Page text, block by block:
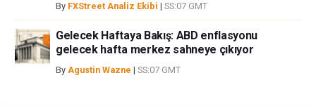
By FXStreet Analiz Ekibi | SS:07 GMT
Gelecek Haftaya Bakış: ABD enflasyonu
gelecek hafta merkez sahneye çıkıyor
By Agustin Wazne | SS:07 GMT